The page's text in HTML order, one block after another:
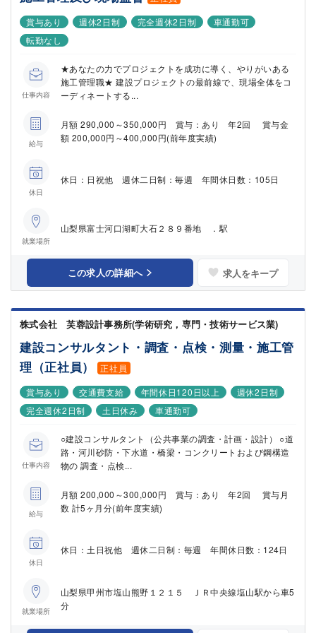
賞与あり
週休2日制 完全週休2日制
車通勤可
転勤なし
仕事内容
★あなたの力でプロジェクトを成功に導く、やりがいある
施工管理職★ 建設プロジェクトの最前線で、現場全体をコ
ーディネートする...
給与
月額 290,000～350,000円 賞与：あり 年2回 賞与金
額 200,000円～400,000円(前年度実績)
休日
休日：日祝他 週休二日制：毎週 年間休日数：105日
就業場所
山梨県富士河口湖町大石２８９番地 ．駅
この求人の詳細へ 求人をキープ
株式会社 芙蓉設計事務所(学術研究，専門・技術サービス業)
建設コンサルタント・調査・点検・測量・施工管
理（正社員）
正社員
賞与あり
交通費支給 年間休日120日以上
週休2日制
完全週休2日制
土日休み 車通勤可
仕事内容
○建設コンサルタント（公共事業の調査・計画・設計） ○道
路・河川砂防・下水道・橋梁・コンクリートおよび鋼構造
物の 調査・点検...
給与
月額 200,000～300,000円 賞与：あり 年2回 賞与月
数 計5ヶ月分(前年度実績)
休日
休日：土日祝他 週休二日制：毎週 年間休日数：124日
就業場所
山梨県甲州市塩山熊野１２１５ ＪＲ中央線塩山駅から車5
分